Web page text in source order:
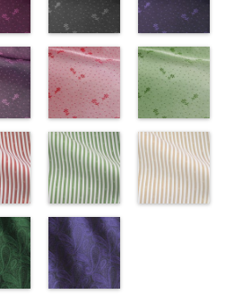
DOLCELABY
6000
6000
ュプラ100％
DOLCELABY、
6000
キュプラ
100％
FairyRose
6000
wp-
2013/05/ak203-
オ
花柄
http://www.anys.co.jp/wp-
content/uploads/2013/05/ak203-
AK203-27 グ
リーン 花柄
キュプラ
100％
FairyRose
6000
http://
content/uploads/
11 ベージュ
花柄 キュプ
ラ100％
DOLCELABY、
6000
wp-
2013/05/ak201-
ピ
ド
プ
レー(AK201-
52/LT)
http://www.anys.co.jp/wp-
content/uploads/2013/04/ak201-
AK201-52 グ
レー 花柄ド
ット キュプ
ラ100％
FairyRose
6000
イビー
(AK201-
50/LT)
http://
50.jpg
AK201-50 ネ
イビー 花柄
ドット キュ
wp-
パ
柄
ュ
ッド(AK201-
29/LT)
http://www.anys.co.jp/wp-
content/uploads/2013/04/ak201-
AK201-29 レ
ッド 花柄ド
ット キュプ
ラ100％
リーン
(AK201-
27/LT)
http://
ッド
wp-
ライプグリー
ン(AKL5300-
3/LT)
http://www.anys.co.jp/wp-